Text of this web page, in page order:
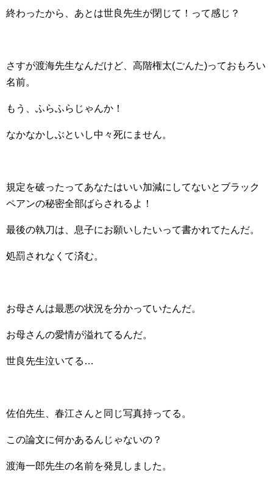
終わったから、あとは世良先生が閉じて！って感じ？
さすが渡海先生なんだけど、高階権太(ごんた)っておもろい
名前。
もう、ふらふらじゃんか！
なかなかしぶといし中々死にません。
規定を破ったってあなたはいい加減にしてないとブラック
ペアンの秘密全部ばらされるよ！
最後の執刀は、息子にお願いしたいって書かれてたんだ。
処罰されなくて済む。
お母さんは最悪の状況を分かっていたんだ。
お母さんの愛情が溢れてるんだ。
世良先生泣いてる…
佐伯先生、春江さんと同じ写真持ってる。
この論文に何かあるんじゃないの？
渡海一郎先生の名前を発見しました。